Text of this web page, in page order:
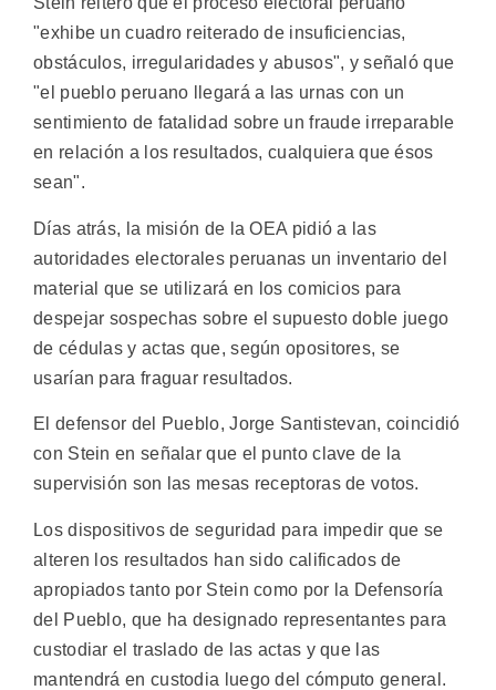
"exhibe un cuadro reiterado de insuficiencias,
obstáculos, irregularidades y abusos", y señaló que
"el pueblo peruano llegará a las urnas con un
sentimiento de fatalidad sobre un fraude irreparable
en relación a los resultados, cualquiera que ésos
sean".
Días atrás, la misión de la OEA pidió a las
autoridades electorales peruanas un inventario del
material que se utilizará en los comicios para
despejar sospechas sobre el supuesto doble juego
de cédulas y actas que, según opositores, se
usarían para fraguar resultados.
El defensor del Pueblo, Jorge Santistevan, coincidió
con Stein en señalar que el punto clave de la
supervisión son las mesas receptoras de votos.
Los dispositivos de seguridad para impedir que se
alteren los resultados han sido calificados de
apropiados tanto por Stein como por la Defensoría
del Pueblo, que ha designado representantes para
custodiar el traslado de las actas y que las
mantendrá en custodia luego del cómputo general.